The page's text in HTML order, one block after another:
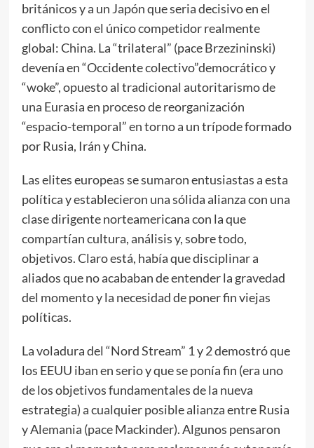
británicos y a un Japón que seria decisivo en el
conflicto con el único competidor realmente
global: China. La “trilateral” (pace Brzezininski)
devenía en “Occidente colectivo”democrático y
“woke”, opuesto al tradicional autoritarismo de
una Eurasia en proceso de reorganización
“espacio-temporal” en torno a un trípode formado
por Rusia, Irán y China.
Las elites europeas se sumaron entusiastas a esta
política y establecieron una sólida alianza con una
clase dirigente norteamericana con la que
compartían cultura, análisis y, sobre todo,
objetivos. Claro está, había que disciplinar a
aliados que no acababan de entender la gravedad
del momento y la necesidad de poner fin viejas
políticas.
La voladura del “Nord Stream” 1 y 2 demostró que
los EEUU iban en serio y que se ponía fin (era uno
de los objetivos fundamentales de la nueva
estrategia) a cualquier posible alianza entre Rusia
y Alemania (pace Mackinder). Algunos pensaron